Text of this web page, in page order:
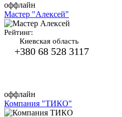
оффлайн
Мастер "Алексей"
Рейтинг:
Киевская область
+380 68 528 3117
оффлайн
Компания "ТИКО"